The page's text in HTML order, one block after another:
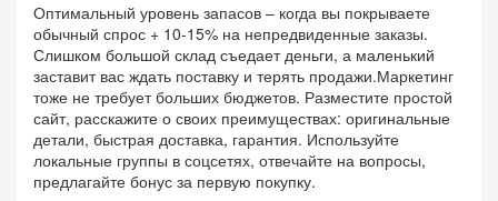
Оптимальный уровень запасов – когда вы покрываете
обычный спрос + 10‑15% на непредвиденные заказы.
Слишком большой склад съедает деньги, а маленький
заставит вас ждать поставку и терять продажи.Маркетинг
тоже не требует больших бюджетов. Разместите простой
сайт, расскажите о своих преимуществах: оригинальные
детали, быстрая доставка, гарантия. Используйте
локальные группы в соцсетях, отвечайте на вопросы,
предлагайте бонус за первую покупку.